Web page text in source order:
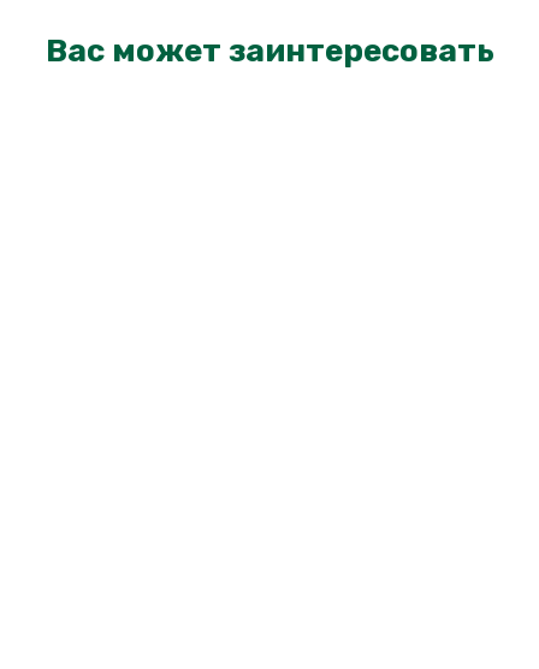
Вас может заинтересовать